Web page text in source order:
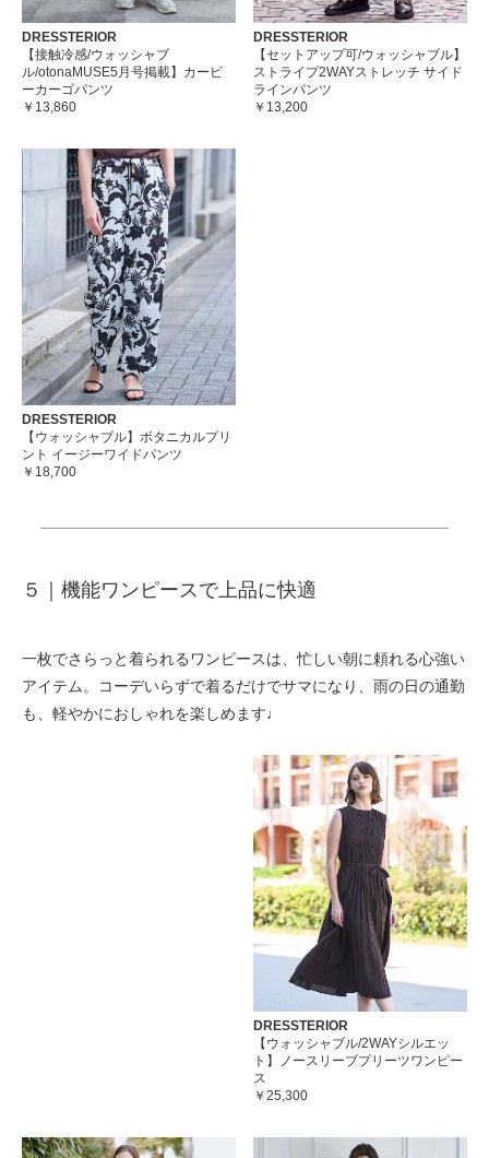
DRESSTERIOR
【接触冷感/ウォッシャブ
ル/otonaMUSE5月号掲載】カービ
ーカーゴパンツ
￥13,860
DRESSTERIOR
【セットアップ可/ウォッシャブル】
ストライプ2WAYストレッチ サイド
ラインパンツ
￥13,200
DRESSTERIOR
【ウォッシャブル】ボタニカルプリ
ント イージーワイドパンツ
￥18,700
５｜ 機能ワンピースで上品に快適
一枚でさらっと着られるワンピースは、忙しい朝に頼れる心強い
アイテム。コーデいらずで着るだけでサマになり、雨の日の通勤
も、軽やかにおしゃれを楽しめます♩
DRESSTERIOR
【ウォッシャブル/2WAYシルエッ
ト】ノースリーブプリーツワンピー
ス
￥25,300